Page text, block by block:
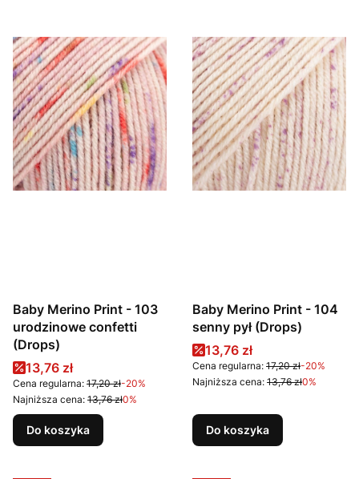
Baby Merino Print - 103
urodzinowe confetti
(Drops)
Cena promocyjna
13,76 zł
Cena regularna: 17,20 zł-20%
Najniższa cena: 13,76 zł0%
Do koszyka
Baby Merino Print - 104
senny pył (Drops)
Cena promocyjna
13,76 zł
Cena regularna: 17,20 zł-20%
Najniższa cena: 13,76 zł0%
Do koszyka